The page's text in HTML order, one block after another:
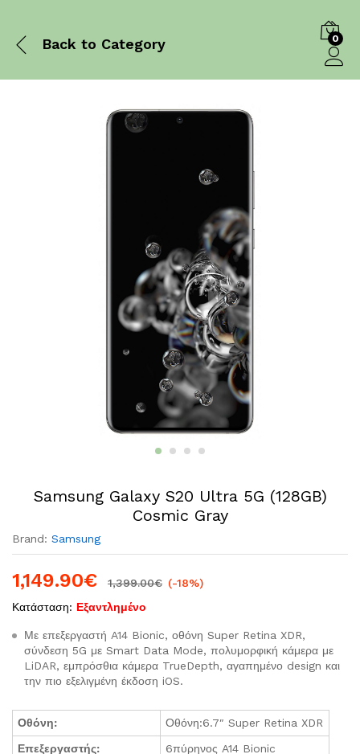
Back to Category 0
Samsung Galaxy S20 Ultra 5G (128GB)
Cosmic Gray
Brand: Samsung
1,149.90€ 1,399.00€ (-18%)
Κατάσταση: Εξαντλημένο
Με επεξεργαστή A14 Bionic, οθόνη Super Retina XDR,
σύνδεση 5G με Smart Data Mode, πολυμορφική κάμερα με
LiDAR, εμπρόσθια κάμερα TrueDepth, αγαπημένο design και
την πιο εξελιγμένη έκδοση iOS.
Οθόνη:
Οθόνη:6.7″ Super Retina XDR
Επεξεργαστής:
6πύρηνος A14 Bionic